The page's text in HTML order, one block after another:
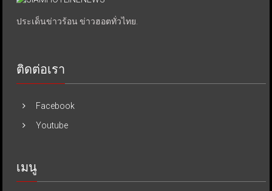
ประเด็นข่าวร้อน ข่าวฮอตทั่วไทย.
ติดต่อเรา
Facebook
Youtube
เมนู